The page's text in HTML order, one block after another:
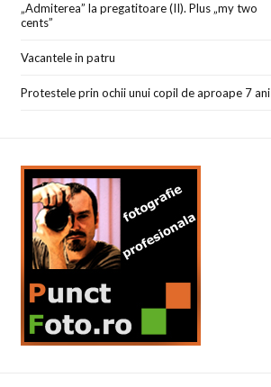
„Admiterea” la pregatitoare (II). Plus „my two
cents”
Vacantele in patru
Protestele prin ochii unui copil de aproape 7 ani